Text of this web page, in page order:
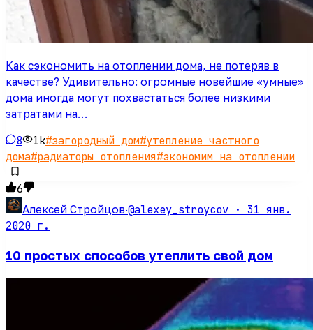
Как сэкономить на отоплении дома, не потеряв в
качестве? Удивительно: огромные новейшие «умные»
дома иногда могут похвастаться более низкими
затратами на…
8 1k#загородный дом#утепление частного
дома#радиаторы отопления#экономим на отоплении
6
Алексей Стройцов·@alexey_stroycov · 31 янв.
2020 г.
10 простых способов утеплить свой дом